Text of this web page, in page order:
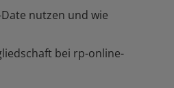
nutzen und wie
bei rp-online-